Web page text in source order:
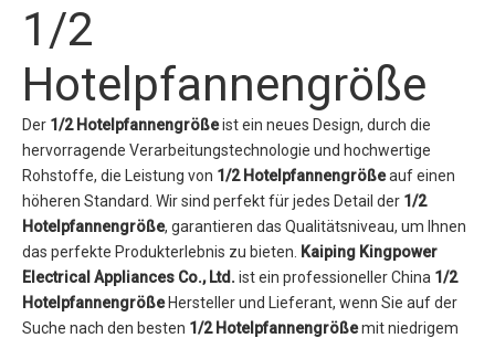
1/2
Hotelpfannengröße
Der 1/2 Hotelpfannengrößeist ein neues Design, durch die
hervorragende Verarbeitungstechnologie und hochwertige
Rohstoffe, die Leistung von 1/2 Hotelpfannengrößeauf einen
höheren Standard. Wir sind perfekt für jedes Detail der 1/2
Hotelpfannengröße, garantieren das Qualitätsniveau, um Ihnen
das perfekte Produkterlebnis zu bieten.
Kaiping Kingpower
Electrical Appliances Co., Ltd. ist ein professioneller China 1/2
HotelpfannengrößeHersteller und Lieferant, wenn Sie auf der
Suche nach den besten 1/2 Hotelpfannengrößemit niedrigem